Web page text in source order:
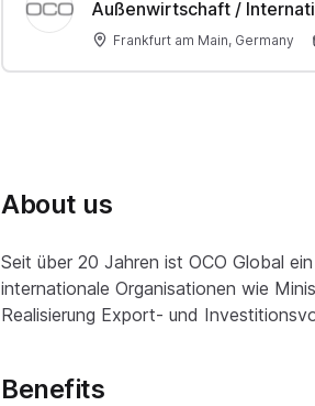
Außenwirtschaft /
Frankfurt am Main, Germany
About us
Seit über 20 Jahren ist OCO Global
internationale Organisationen wie
Realisierung Export- und
Benefits